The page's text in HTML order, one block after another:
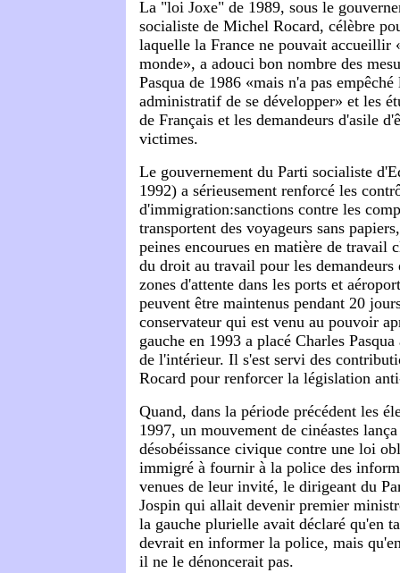
La "loi Joxe" de 1989, sous le
socialiste de Michel Rocard, célèbre
laquelle la France ne pouvait accueillir
monde», a adouci bon nombre des
Pasqua de 1986 «mais n'a pas
administratif de se développer» et les
de Français et les demandeurs d'asile
victimes.
Le gouvernement du Parti socialiste
1992) a sérieusement renforcé les
d'immigration:sanctions contre les
transportent des voyageurs sans
peines encourues en matière de travail
du droit au travail pour les demandeurs
zones d'attente dans les ports et
peuvent être maintenus pendant 20
conservateur qui est venu au pouvoir
gauche en 1993 a placé Charles
de l'intérieur. Il s'est servi des
Rocard pour renforcer la législation
Quand, dans la période précédent les
1997, un mouvement de cinéastes
désobéissance civique contre une loi
immigré à fournir à la police des
venues de leur invité, le dirigeant du
Jospin qui allait devenir premier
la gauche plurielle avait déclaré qu'en
devrait en informer la police, mais
il ne le dénoncerait pas.